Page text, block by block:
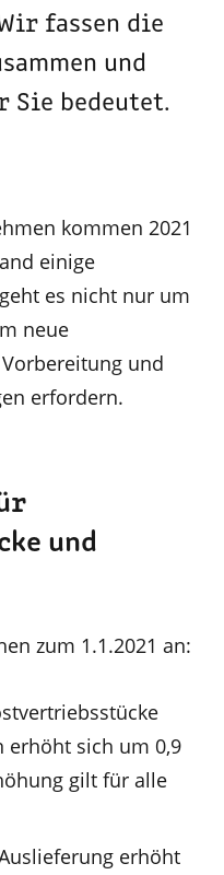
fassen die
und
Sie bedeutet.
kommen 2021
einige
es nicht nur um
neue
und
erfordern.
und
zum 1.1.2021 an:
erhöht sich um 0,9
gilt für alle
erhöht